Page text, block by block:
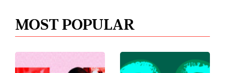
MOST POPULAR